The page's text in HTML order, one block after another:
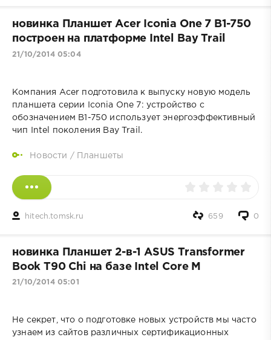
новинка Планшет Acer Iconia One 7 B1-750
построен на платформе Intel Bay Trail
21/10/2014 05:04
Компания Acer подготовила к выпуску новую модель
планшета серии Iconia One 7: устройство с
обозначением B1-750 использует энергоэффективный
чип Intel поколения Bay Trail.
Новости / Планшеты
hitech.tomsk.ru 0
659
новинка Планшет 2-в-1 ASUS Transformer
Book T90 Chi на базе Intel Core M
21/10/2014 05:01
Не секрет, что о подготовке новых устройств мы часто
узнаем из сайтов различных сертификационных